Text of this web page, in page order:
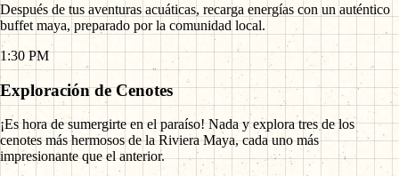
Después de tus aventuras acuáticas, recarga energías con un auténtico
buffet maya, preparado por la comunidad local.
1:30 PM
Exploración de Cenotes
¡Es hora de sumergirte en el paraíso! Nada y explora tres de los
cenotes más hermosos de la Riviera Maya, cada uno más
impresionante que el anterior.